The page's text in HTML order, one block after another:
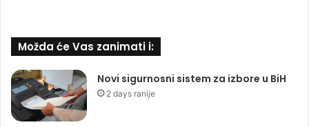
Možda će Vas zanimati i:
Novi sigurnosni sistem za izbore u BiH
2 days ranije